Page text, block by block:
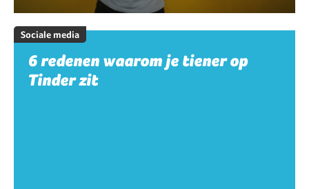
Sociale media
6 redenen waarom je tiener op
Tinder zit